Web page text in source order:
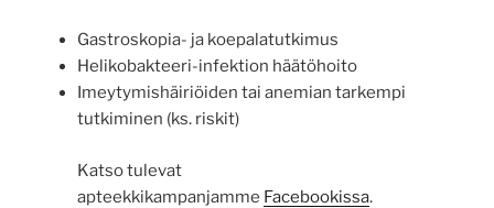
Gastroskopia- ja koepalatutkimus
Helikobakteeri-infektion häätöhoito
Imeytymishäiriöiden tai anemian tarkempi
tutkiminen (ks. riskit)
Katso tulevat
apteekkikampanjamme Facebookissa.